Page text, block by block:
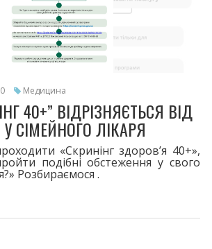
Медицина
40+” ВІДРІЗНЯЄТЬСЯ ВІД
СІМЕЙНОГО ЛІКАРЯ
«Скринінг здоровʼя 40+»,
подібні обстеження у свого
Розбираємося .